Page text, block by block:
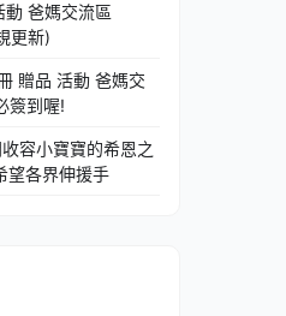
爸媽交流區
更新)
贈品 活動 爸媽交
簽到喔!
容小寶寶的希恩之
望各界伸援手